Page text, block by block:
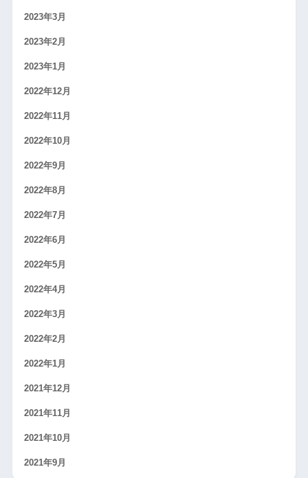
2023年3月
2023年2月
2023年1月
2022年12月
2022年11月
2022年10月
2022年9月
2022年8月
2022年7月
2022年6月
2022年5月
2022年4月
2022年3月
2022年2月
2022年1月
2021年12月
2021年11月
2021年10月
2021年9月